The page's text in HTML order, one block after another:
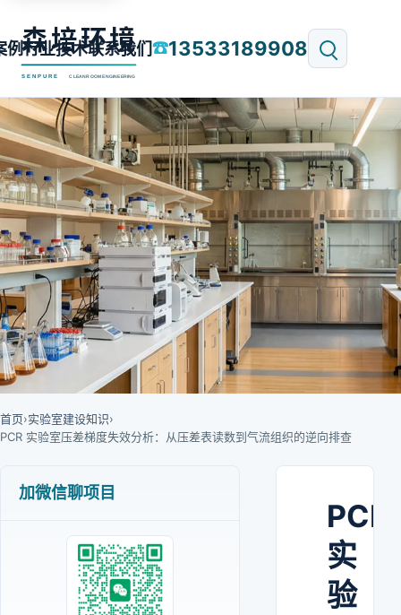
例行业技术联系我们☎13533189908
首页›实验室建设知识›
PCR 实验室压差梯度失效分析：从压差表读数到气流组织的逆向排查
加微信聊项目
PCR
实
验